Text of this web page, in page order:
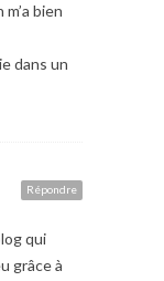
bien
dans un
Répondre
qui
grâce à